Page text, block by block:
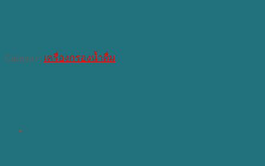
Category: เครื่องกรองน้ำดื่ม